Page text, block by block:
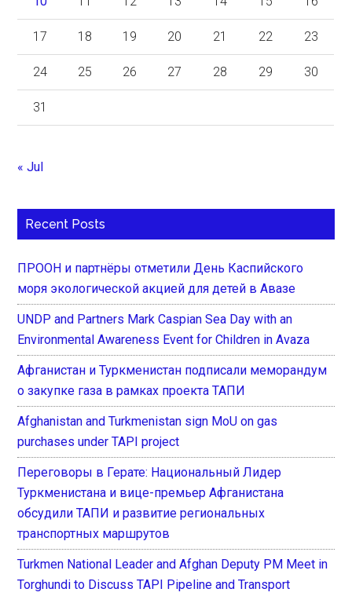
17 18 19 20 21 22 23
24 25 26 27 28 29 30
31
« Jul
Recent Posts
ПРООН и партнёры отметили День Каспийского
моря экологической акцией для детей в Авазе
UNDP and Partners Mark Caspian Sea Day with an
Environmental Awareness Event for Children in Avaza
Афганистан и Туркменистан подписали меморандум
о закупке газа в рамках проекта ТАПИ
Afghanistan and Turkmenistan sign MoU on gas
purchases under TAPI project
Переговоры в Герате: Национальный Лидер
Туркменистана и вице-премьер Афганистана
обсудили ТАПИ и развитие региональных
транспортных маршрутов
Turkmen National Leader and Afghan Deputy PM Meet in
Torghundi to Discuss TAPI Pipeline and Transport